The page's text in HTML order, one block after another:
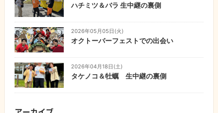
ハチミツ＆バラ 生中継の裏側
2026年05月05日(火)
オクトーバーフェストでの出会い
2026年04月18日(土)
タケノコ＆牡蠣 生中継の裏側